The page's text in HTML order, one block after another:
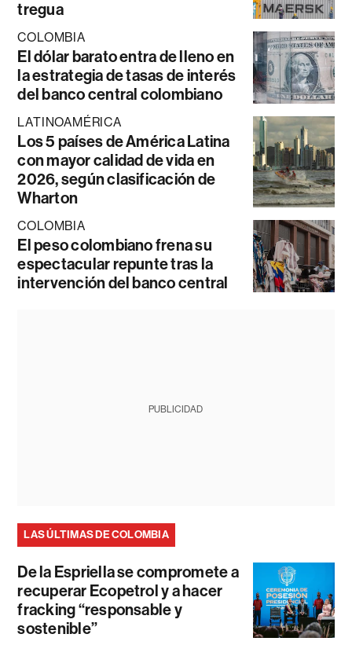
tregua
COLOMBIA
El dólar barato entra de lleno en
la estrategia de tasas de interés
del banco central colombiano
LATINOAMÉRICA
Los 5 países de América Latina
con mayor calidad de vida en
2026, según clasificación de
Wharton
COLOMBIA
El peso colombiano frena su
espectacular repunte tras la
intervención del banco central
PUBLICIDAD
LAS ÚLTIMAS DE COLOMBIA
De la Espriella se compromete a
recuperar Ecopetrol y a hacer
fracking “responsable y
sostenible”